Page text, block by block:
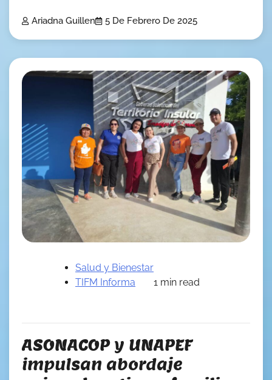
Ariadna Guillen 5 De Febrero De 2025
Salud y Bienestar
TIFM Informa
1 min read
ASONACOP y UNAPEF
impulsan abordaje